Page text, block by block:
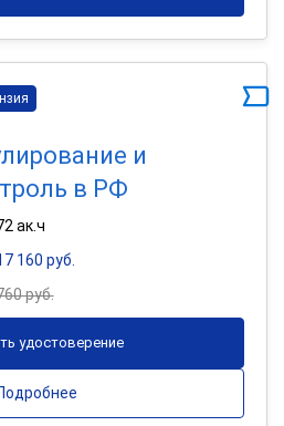
и
в РФ
ак.ч
160 руб.
руб.
удостоверение